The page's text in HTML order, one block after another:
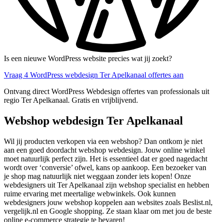
Is een nieuwe WordPress website precies wat jij zoekt?
Vraag 4 WordPress webdesign Ter Apelkanaal offertes aan
Ontvang direct WordPress Webdesign offertes van professionals uit
regio Ter Apelkanaal. Gratis en vrijblijvend.
Webshop webdesign Ter Apelkanaal
Wil jij producten verkopen via een webshop? Dan ontkom je niet
aan een goed doordacht webshop webdesign. Jouw online winkel
moet natuurlijk perfect zijn. Het is essentieel dat er goed nagedacht
wordt over ‘conversie’ ofwel, kans op aankoop. Een bezoeker van
je shop mag natuurlijk niet weggaan zonder iets kopen! Onze
webdesigners uit Ter Apelkanaal zijn webshop specialist en hebben
ruime ervaring met meertalige webwinkels. Ook kunnen
webdesigners jouw webshop koppelen aan websites zoals Beslist.nl,
vergelijk.nl en Google shopping. Ze staan klaar om met jou de beste
online e-commerce strategie te bevaren!